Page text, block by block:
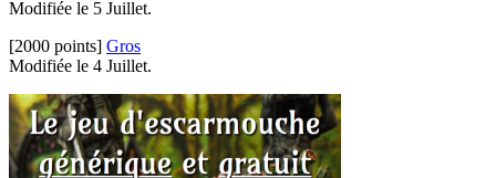
Modifiée le 5 Juillet.
[2000 points] Gros
Modifiée le 4 Juillet.